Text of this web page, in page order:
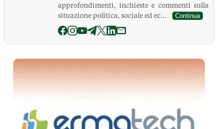
approfondimenti, inchieste e commenti sulla
situazione politica, sociale ed ec...
Continua
La Pressa